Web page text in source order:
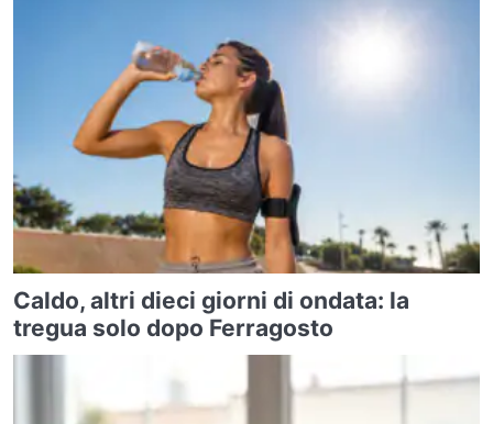
Caldo, altri dieci giorni di ondata: la
tregua solo dopo Ferragosto